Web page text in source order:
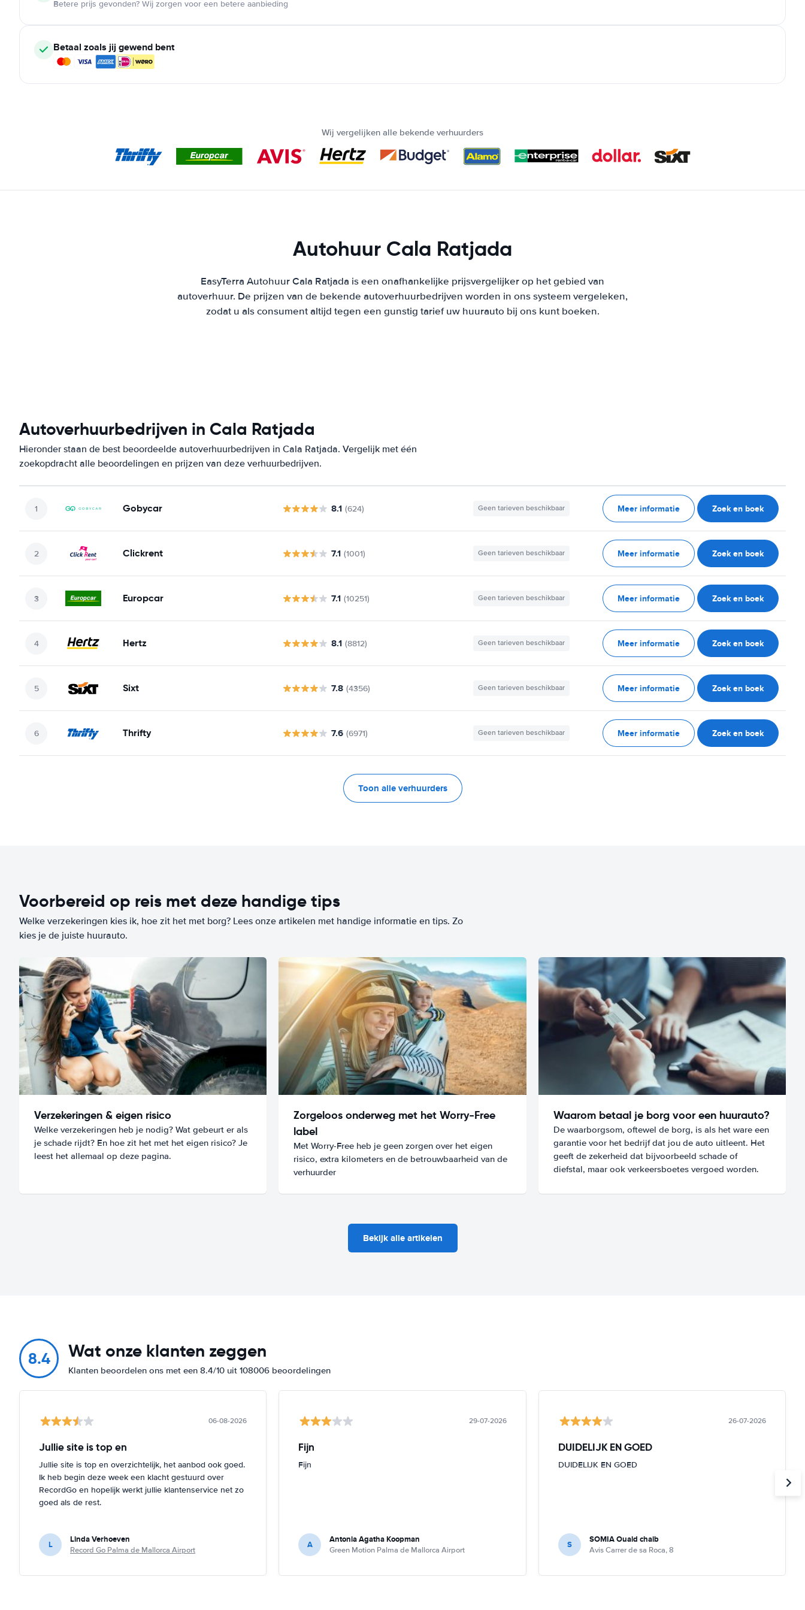
Betere prijs gevonden? Wij zorgen voor een betere aanbieding
Betaal zoals jij gewend bent
Wij vergelijken alle bekende verhuurders
Autohuur Cala Ratjada
EasyTerra Autohuur Cala Ratjada is een onafhankelijke prijsvergelijker op het gebied van
autoverhuur. De prijzen van de bekende autoverhuurbedrijven worden in ons systeem vergeleken,
zodat u als consument altijd tegen een gunstig tarief uw huurauto bij ons kunt boeken.
Autoverhuurbedrijven in Cala Ratjada
Hieronder staan de best beoordeelde autoverhuurbedrijven in Cala Ratjada. Vergelijk met één
zoekopdracht alle beoordelingen en prijzen van deze verhuurbedrijven.
Gobycar 8.1 (624) Geen tarieven beschikbaar Meer informatie Zoek en boek
Clickrent 7.1 (1001) Geen tarieven beschikbaar Meer informatie Zoek en boek
Europcar 7.1 (10251) Geen tarieven beschikbaar Meer informatie Zoek en boek
Hertz 8.1 (8812) Geen tarieven beschikbaar Meer informatie Zoek en boek
Sixt 7.8 (4356) Geen tarieven beschikbaar Meer informatie Zoek en boek
Thrifty 7.6 (6971) Geen tarieven beschikbaar Meer informatie Zoek en boek
Toon alle verhuurders
Voorbereid op reis met deze handige tips
Welke verzekeringen kies ik, hoe zit het met borg? Lees onze artikelen met handige informatie en tips. Zo
kies je de juiste huurauto.
Verzekeringen & eigen risico
Welke verzekeringen heb je nodig? Wat gebeurt er als
je schade rijdt? En hoe zit het met het eigen risico? Je
leest het allemaal op deze pagina.
Zorgeloos onderweg met het Worry-Free
label
Met Worry-Free heb je geen zorgen over het eigen
risico, extra kilometers en de betrouwbaarheid van de
verhuurder
Waarom betaal je borg voor een huurauto?
De waarborgsom, oftewel de borg, is als het ware een
garantie voor het bedrijf dat jou de auto uitleent. Het
geeft de zekerheid dat bijvoorbeeld schade of
diefstal, maar ook verkeersboetes vergoed worden.
Bekijk alle artikelen
8.4 Wat onze klanten zeggen
Klanten beoordelen ons met een 8.4/10 uit 108006 beoordelingen
06-08-2026
Jullie site is top en
Jullie site is top en overzichtelijk, het aanbod ook goed.
Ik heb begin deze week een klacht gestuurd over
RecordGo en hopelijk werkt jullie klantenservice net zo
goed als de rest.
L Linda Verhoeven
Record Go Palma de Mallorca Airport
29-07-2026
Fijn
Fijn
A Antonia Agatha Koopman
Green Motion Palma de Mallorca Airport
26-07-2026
DUIDELIJK EN GOED
DUIDELIJK EN GOED
S SOMIA Ouald chaib
Avis Carrer de sa Roca, 8